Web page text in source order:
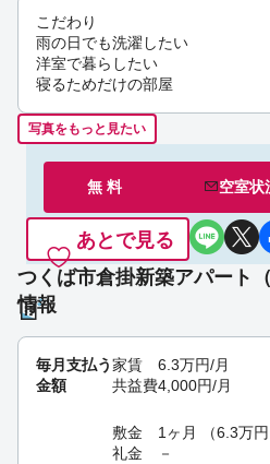
こだわり
雨の日でも洗濯したい
洋室で暮らしたい
寝るためだけの部屋
写真をもっと見たい
無 料 空室状
あとで見る
つくば市倉掛新築アパート
情報
毎月支払う
金額
家賃 6.3万円/月
共益費4,000円/月
敷金 1ヶ月 （6.3万円
礼金
－